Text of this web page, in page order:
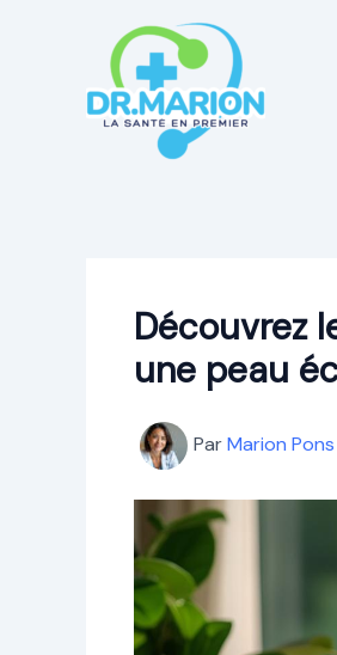
Découvrez
une peau
ParMarion Pons